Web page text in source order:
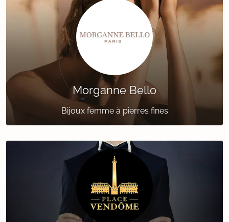
Morganne Bello
Bijoux femme à pierres fines